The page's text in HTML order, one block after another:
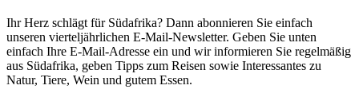
Ihr Herz schlägt für Südafrika? Dann abonnieren Sie einfach
unseren vierteljährlichen E-Mail-Newsletter. Geben Sie unten
einfach Ihre E-Mail-Adresse ein und wir informieren Sie regelmäßig
aus Südafrika, geben Tipps zum Reisen sowie Interessantes zu
Natur, Tiere, Wein und gutem Essen.